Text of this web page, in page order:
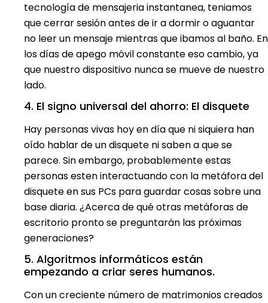
tecnología de mensajeria instantanea, teniamos
que cerrar sesión antes de ir a dormir o aguantar
no leer un mensaje mientras que ibamos al baño. En
los días de apego móvil constante eso cambio, ya
que nuestro dispositivo nunca se mueve de nuestro
lado.
4. El signo universal del ahorro: El disquete
Hay personas vivas hoy en día que ni siquiera han
oído hablar de un disquete ni saben a que se
parece. Sin embargo, probablemente estas
personas esten interactuando con la metáfora del
disquete en sus PCs para guardar cosas sobre una
base diaria. ¿Acerca de qué otras metáforas de
escritorio pronto se preguntarán las próximas
generaciones?
5. Algoritmos informáticos están
empezando a criar seres humanos.
Con un creciente número de matrimonios creados